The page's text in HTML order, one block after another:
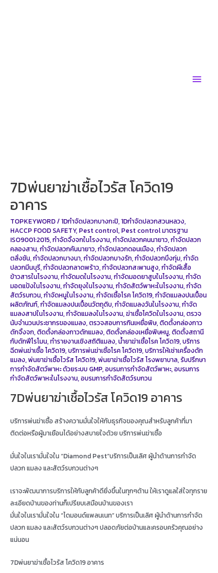
Main
7Dพ่นยาฆ่าเชื้อไวรัส โควิด19
อาคาร
TOPKEYWORD/1Dกำจัดปลวกบางกะปิ,1Dกำจัดปลวกสวนหลวง,
HACCP FOOD SAFETY, Pest control, Pest control มาตรฐาน
ISO9001:2015,กำจัดจิ้งจกในโรงงาน,กำจัดปลวกคนนายาว,กำจัดปลวก
คลองสาน,กำจัดปลวกคันนายาว,กำจัดปลวกดอนเมือง,กำจัดปลวก
ตลิ่งชัน,กำจัดปลวกบางนา,กำจัดปลวกบางรัก,กำจัดปลวกบึงกุ่ม,กำจัด
ปลวกมีนบุรี,กำจัดปลวกลาดพร้าว,กำจัดปลวกสะพานสูง,กำจัดผีเสื้อ
ข้าวสารในโรงงาน,กำจัดมดในโรงงาน,กำจัดมอดยาสูบในโรงงาน,กำจัด
มอดแป้งในโรงงาน,กำจัดยุงในโรงงาน,กำจัดสัตว์พาหะในโรงงาน,กำจัด
สัตว์รบกวน,กำจัดหนูในโรงงาน,กำจัดเชื้อโรค โควิด19,กำจัดแมลงปนเปื้อน
ผลิตภัณฑ์,กำจัดแมลงปนเปื้อนวัตถุดิบ,กำจัดแมลงวันในโรงงาน,กำจัด
แมลงสาปในโรงงาน,กำจัดแมลงในโรงงาน,ฆ่าเชื้อโควิดในโรงงาน,ตรวจ
นับจำนวนประชากรของแมลง,ตรวจสอบการกินเหยื่อพิษ,ติดตั้งกล่องกาว
ดักจิ้งจก,ติดตั้งกล่องกาวดักแมลง,ติดตั้งกล่องเหยื่อพิษหนู,ติดตั้งสถานี
กับดักฟีโรโมน,ทำรายงานเชิงสถิติแมลง,น้ำยาฆ่าเชื้อโรค โควิด19,บริการ
ฉีดพ่นฆ่าเชื้อ โควิด19,บริการพ่นฆ่าเชิ้อโรค โควิด19,บริการให้เช่าเครื่องดัก
แมลง,พ่นยาฆ่าเชื้อไวรัส โควิด19,พ่นยาฆ่าเชื้อไวรัส โรงพยาบาล,รับปรึกษา
การกำจัดสัตว์พาหะ ด้วยระบบ GMP,อบรมการกำจัดสัตว์พาหะ,อบรมการ
กำจัดสัตว์พาหะในโรงงาน,อบรมการกำจัดสัตว์รบกวน
7Dพ่นยาฆ่าเชื้อไวรัส โควิด19 อาคาร
บริการพ่นฆ่าเชื้อ สร้างความมั่นใจให้กับธุรกิจของคุณสำหรับลูกค้าที่มา
ติดต่อหรือผู้มาเยือนได้อย่างสบายใจด้วย บริการพ่นฆ่าเชื้อ
มั่นใจในเรามั่นใจใน “Diamond Pest”บริการเป็นเลิศ ผู้นำด้านการกำจัด
ปลวก แมลง และสัตว์รบกวนต่างๆ
เราจะพัฒนาการบริการให้กับลูกค้าดียิ่งขึ้นในทุกๆด้าน ให้เราดูแลใส่ใจทุกราย
ละเอียดบ้านของท่านก็เปรียบเสมือนบ้านของเรา
มั่นใจในเรามั่นใจใน “ไดมอนด์แพลนเนท” บริการเป็นเลิศ ผู้นำด้านการกำจัด
ปลวก แมลง และสัตว์รบกวนต่างๆ ปลอดภัยต่อบ้านและครอบครัวคุณอย่าง
แน่นอน
7Dพ่นยาฆ่าเชื้อไวรัส โควิด19 อาคาร